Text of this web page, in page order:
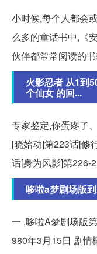
小时候,每个人都会
么多的童话书中,《
伙伴都常常阅读的
火影忍者 从1到
个仙女 的回...
专家鉴定,你蛋疼了
[晓始动]第223话[修
话[身为风影]第226-
哆啦a梦剧场版
一 ,哆啦A梦剧场版
980年3月15日 剧情